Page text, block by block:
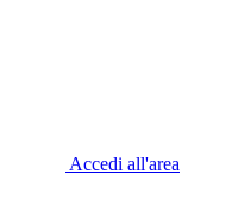
Accedi all'area